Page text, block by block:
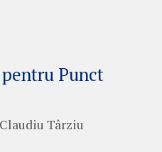
Punct
Claudiu Târziu